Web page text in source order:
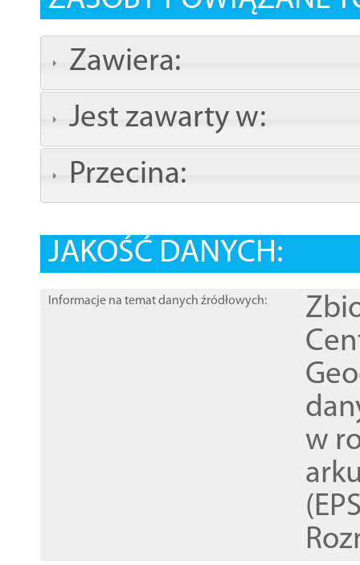
Zawiera:
Jest zawarty w:
Przecina:
JAKOŚĆ DANYCH:
Informacje na temat danych źródłowych:
w